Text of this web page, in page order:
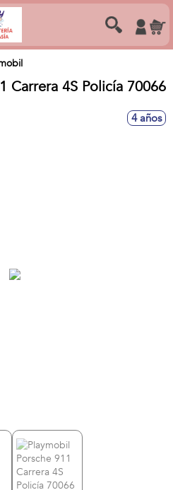
Carrera 4S Policía 70066
4 años